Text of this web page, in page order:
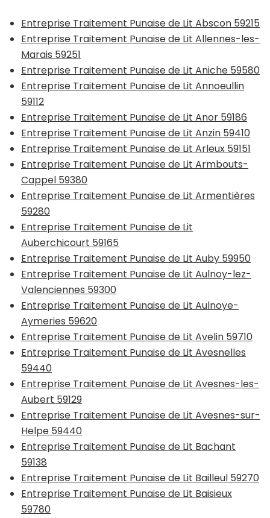
Entreprise Traitement Punaise de Lit Abscon 59215
Entreprise Traitement Punaise de Lit Allennes-les-
Marais 59251
Entreprise Traitement Punaise de Lit Aniche 59580
Entreprise Traitement Punaise de Lit Annoeullin
59112
Entreprise Traitement Punaise de Lit Anor 59186
Entreprise Traitement Punaise de Lit Anzin 59410
Entreprise Traitement Punaise de Lit Arleux 59151
Entreprise Traitement Punaise de Lit Armbouts-
Cappel 59380
Entreprise Traitement Punaise de Lit Armentières
59280
Entreprise Traitement Punaise de Lit
Auberchicourt 59165
Entreprise Traitement Punaise de Lit Auby 59950
Entreprise Traitement Punaise de Lit Aulnoy-lez-
Valenciennes 59300
Entreprise Traitement Punaise de Lit Aulnoye-
Aymeries 59620
Entreprise Traitement Punaise de Lit Avelin 59710
Entreprise Traitement Punaise de Lit Avesnelles
59440
Entreprise Traitement Punaise de Lit Avesnes-les-
Aubert 59129
Entreprise Traitement Punaise de Lit Avesnes-sur-
Helpe 59440
Entreprise Traitement Punaise de Lit Bachant
59138
Entreprise Traitement Punaise de Lit Bailleul 59270
Entreprise Traitement Punaise de Lit Baisieux
59780